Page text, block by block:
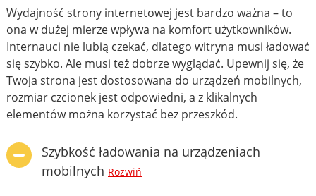
Wydajność strony internetowej jest bardzo ważna – to
ona w dużej mierze wpływa na komfort użytkowników.
Internauci nie lubią czekać, dlatego witryna musi ładować
się szybko. Ale musi też dobrze wyglądać. Upewnij się, że
Twoja strona jest dostosowana do urządzeń mobilnych,
rozmiar czcionek jest odpowiedni, a z klikalnych
elementów można korzystać bez przeszkód.
Szybkość ładowania na urządzeniach
mobilnych Rozwiń